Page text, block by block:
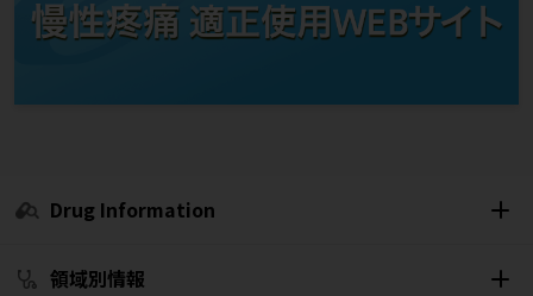
Drug Information
領域別情報